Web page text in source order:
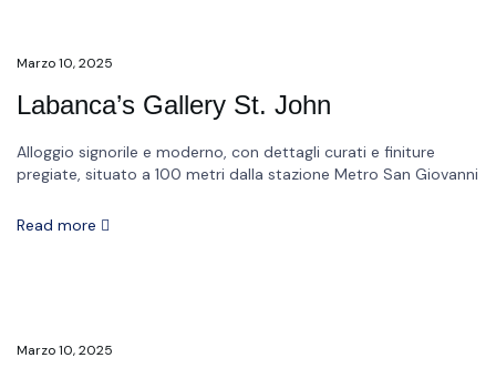
Marzo 10, 2025
Labanca’s Gallery St. John
Alloggio signorile e moderno, con dettagli curati e finiture
pregiate, situato a 100 metri dalla stazione Metro San Giovanni
Read more
Marzo 10, 2025